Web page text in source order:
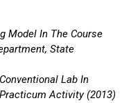
Model In The Course
State
Lab In
Activity (2013)